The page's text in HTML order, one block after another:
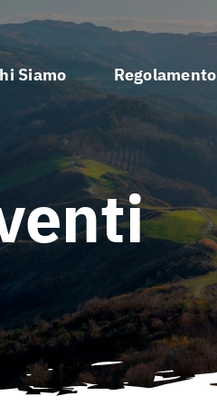
Siamo Regolamento